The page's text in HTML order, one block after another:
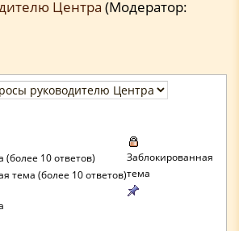
Центра (Модератор:
(более 10 ответов)
тема (более 10 ответов)
Заблокированная
тема